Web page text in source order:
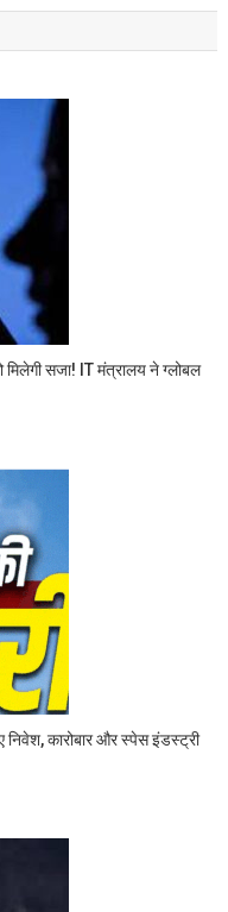
मिलेगी सजा! IT मंत्रालय ने ग्लोबल
कारोबार और स्पेस इंडस्ट्री